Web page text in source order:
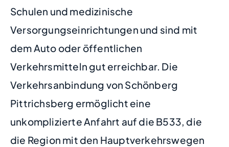
Schulen und medizinische
Versorgungseinrichtungen und sind mit
dem Auto oder öffentlichen
Verkehrsmitteln gut erreichbar. Die
Verkehrsanbindung von Schönberg
Pittrichsberg ermöglicht eine
unkomplizierte Anfahrt auf die B533, die
die Region mit den Hauptverkehrswegen